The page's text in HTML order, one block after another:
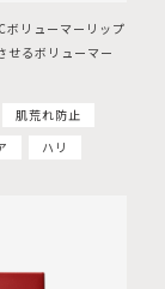
ボリューマーリップ
せるボリューマー
肌荒れ防止
ハリ